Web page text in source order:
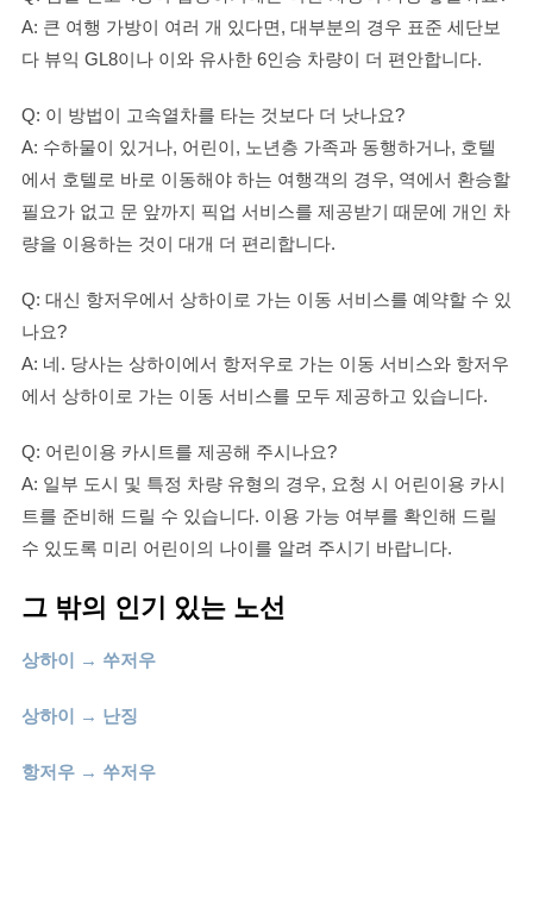
A: 큰 여행 가방이 여러 개 있다면, 대부분의 경우 표준 세단보
다 뷰익 GL8이나 이와 유사한 6인승 차량이 더 편안합니다.
Q: 이 방법이 고속열차를 타는 것보다 더 낫나요?
A: 수하물이 있거나, 어린이, 노년층 가족과 동행하거나, 호텔
에서 호텔로 바로 이동해야 하는 여행객의 경우, 역에서 환승할
필요가 없고 문 앞까지 픽업 서비스를 제공받기 때문에 개인 차
량을 이용하는 것이 대개 더 편리합니다.
Q: 대신 항저우에서 상하이로 가는 이동 서비스를 예약할 수 있
나요?
A: 네. 당사는 상하이에서 항저우로 가는 이동 서비스와 항저우
에서 상하이로 가는 이동 서비스를 모두 제공하고 있습니다.
Q: 어린이용 카시트를 제공해 주시나요?
A: 일부 도시 및 특정 차량 유형의 경우, 요청 시 어린이용 카시
트를 준비해 드릴 수 있습니다. 이용 가능 여부를 확인해 드릴
수 있도록 미리 어린이의 나이를 알려 주시기 바랍니다.
그 밖의 인기 있는 노선
상하이 → 쑤저우
상하이 → 난징
항저우 → 쑤저우